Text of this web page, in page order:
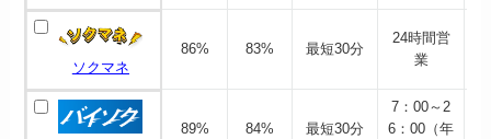
ソクマネ
86% 83% 最短30分
24時間営
業
89% 84% 最短30分
7：00～2
6：00（年